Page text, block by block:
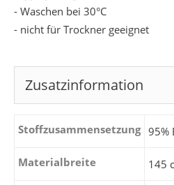
- Waschen bei 30°C
- nicht für Trockner geeignet
Zusatzinformation
Stoffzusammensetzung 95%
Materialbreite 145